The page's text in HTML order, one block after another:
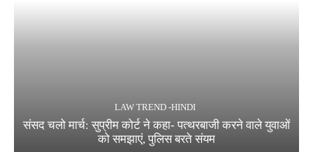
LAW TREND -HINDI
संसद चलो मार्च: सुप्रीम कोर्ट ने कहा- पत्थरबाजी करने वाले युवाओं
को समझाएं, पुलिस बरते संयम